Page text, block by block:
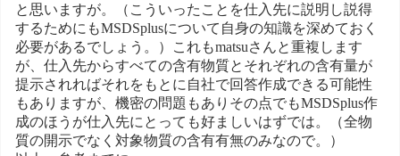
と思いますが。（こういったことを仕入先に説明し説得
するためにもMSDSplusについて自身の知識を深めておく
必要があるでしょう。）これもmatsuさんと重複します
が、仕入先からすべての含有物質とそれぞれの含有量が
提示されればそれをもとに自社で回答作成できる可能性
もありますが、機密の問題もありその点でもMSDSplus作
成のほうが仕入先にとっても好ましいはずでは。（全物
質の開示でなく対象物質の含有有無のみなので。）